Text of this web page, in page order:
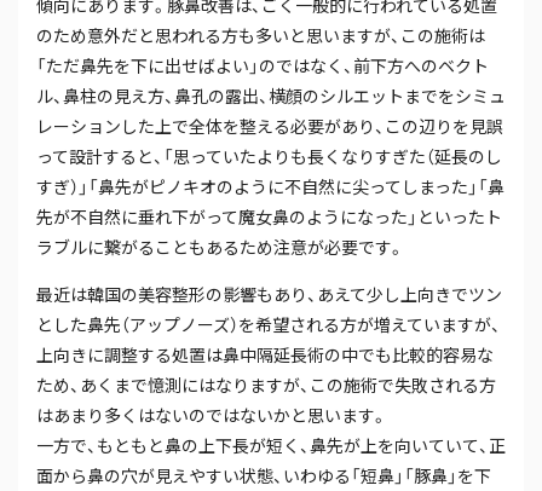
のため意外だと思われる方も多いと思いますが、この施術は
「ただ鼻先を下に出せばよい」のではなく、前下方へのベクト
ル、鼻柱の見え方、鼻孔の露出、横顔のシルエットまでをシミュ
レーションした上で全体を整える必要があり、この辺りを見誤
って設計すると、「思っていたよりも長くなりすぎた（延長のし
すぎ）」「鼻先がピノキオのように不自然に尖ってしまった」「鼻
先が不自然に垂れ下がって魔女鼻のようになった」といったト
ラブルに繋がることもあるため注意が必要です。
最近は韓国の美容整形の影響もあり、あえて少し上向きでツン
とした鼻先（アップノーズ）を希望される方が増えていますが、
上向きに調整する処置は鼻中隔延長術の中でも比較的容易な
ため、あくまで憶測にはなりますが、この施術で失敗される方
はあまり多くはないのではないかと思います。
一方で、もともと鼻の上下長が短く、鼻先が上を向いていて、正
面から鼻の穴が見えやすい状態、いわゆる「短鼻」「豚鼻」を下